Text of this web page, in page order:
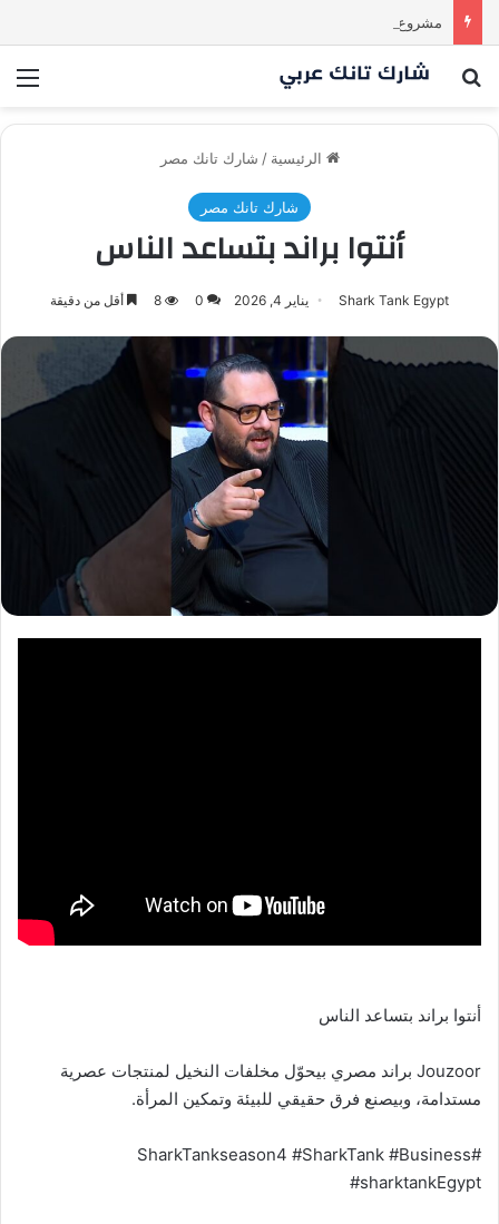
بحث عن
الرئيسية / شارك تانك مصر
شارك تانك مصر
أنتوا براند بتساعد الناس
Shark Tank Egypt يناير 4, 2026 0
8 أقل من دقيقة
أنتوا براند بتساعد الناس
Jouzoor براند مصري بيحوّل مخلفات النخيل لمنتجات عصرية
مستدامة، وبيصنع فرق حقيقي للبيئة وتمكين المرأة.
#SharkTankseason4 #SharkTank #Business
#sharktankEgypt